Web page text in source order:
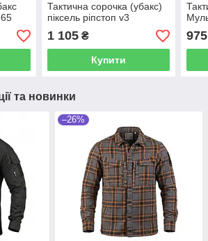
Тактична сорочка (убакс)
піксель ріпстоп v3
1 105₴
Купити
975
та новинки
–26%